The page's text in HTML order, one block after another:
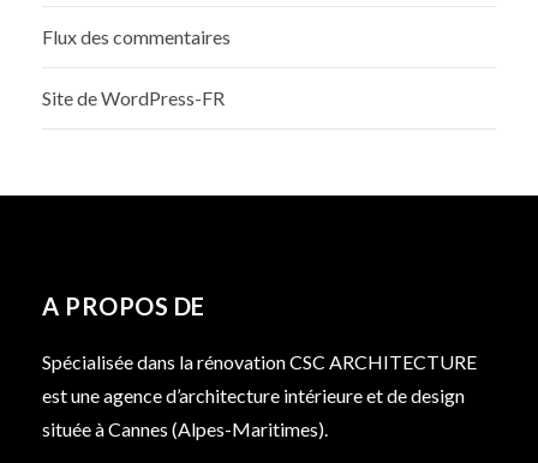
Flux des commentaires
Site de WordPress-FR
A PROPOS DE
Spécialisée dans la rénovation CSC ARCHITECTURE
est une agence d’architecture intérieure et de design
située à Cannes (Alpes-Maritimes).